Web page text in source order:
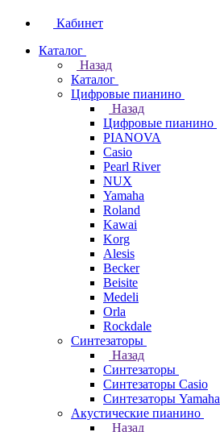
Кабинет
Каталог
Назад
Каталог
Цифровые пианино
Назад
Цифровые пианино
PIANOVA
Casio
Pearl River
NUX
Yamaha
Roland
Kawai
Korg
Alesis
Becker
Beisite
Medeli
Orla
Rockdale
Синтезаторы
Назад
Синтезаторы
Синтезаторы Casio
Синтезаторы Yamaha
Акустические пианино
Назад